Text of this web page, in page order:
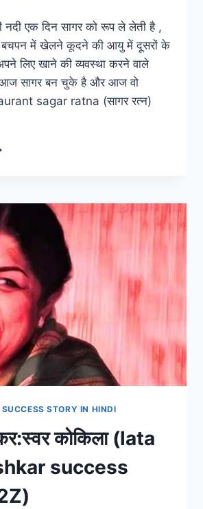
नदी एक दिन सागर को रूप ले लेती है ,
बचपन में खेलने कूदने की आयु में दूसरों के
लिए खाने की व्यवस्था करने वाले
आज सागर बन चुके है और आज वो
sagar ratna (सागर रत्न)
SUCCESS STORY IN HINDI
कोकिला (lata
success